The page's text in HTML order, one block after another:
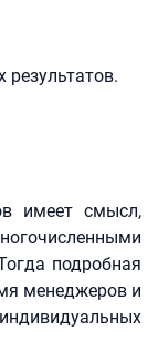
имеет смысл,
подробная
менеджеров и